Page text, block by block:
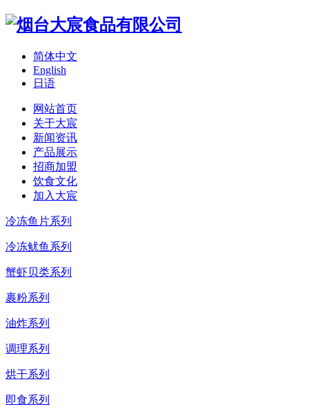
简体中文
English
日语
网站首页
关于大宸
新闻资讯
产品展示
招商加盟
饮食文化
加入大宸
冷冻鱼片系列
冷冻鱿鱼系列
蟹虾贝类系列
裹粉系列
油炸系列
调理系列
烘干系列
即食系列